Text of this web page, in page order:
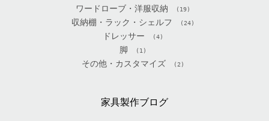
ワードローブ・洋服収納 (19)
収納棚・ラック・シェルフ (24)
ドレッサー (4)
脚 (1)
その他・カスタマイズ (2)
家具製作ブログ